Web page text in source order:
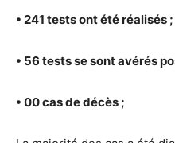
• 241 tests ont été réalisés ;
• 56 tests se sont avérés
• 00 cas de décès ;